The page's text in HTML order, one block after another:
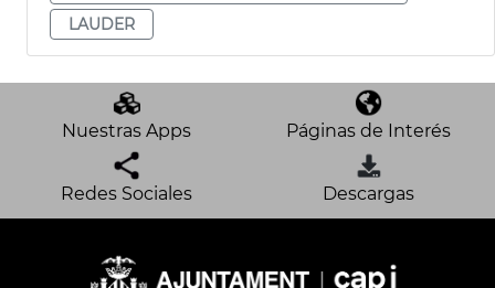
LAUDER
Nuestras Apps Páginas de Interés
Redes Sociales Descargas